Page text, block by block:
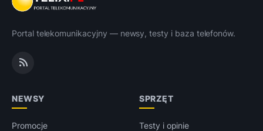
Portal telekomunikacyjny — newsy, testy i baza telefonów.
NEWSY
Promocje
SPRZĘT
Testy i opinie